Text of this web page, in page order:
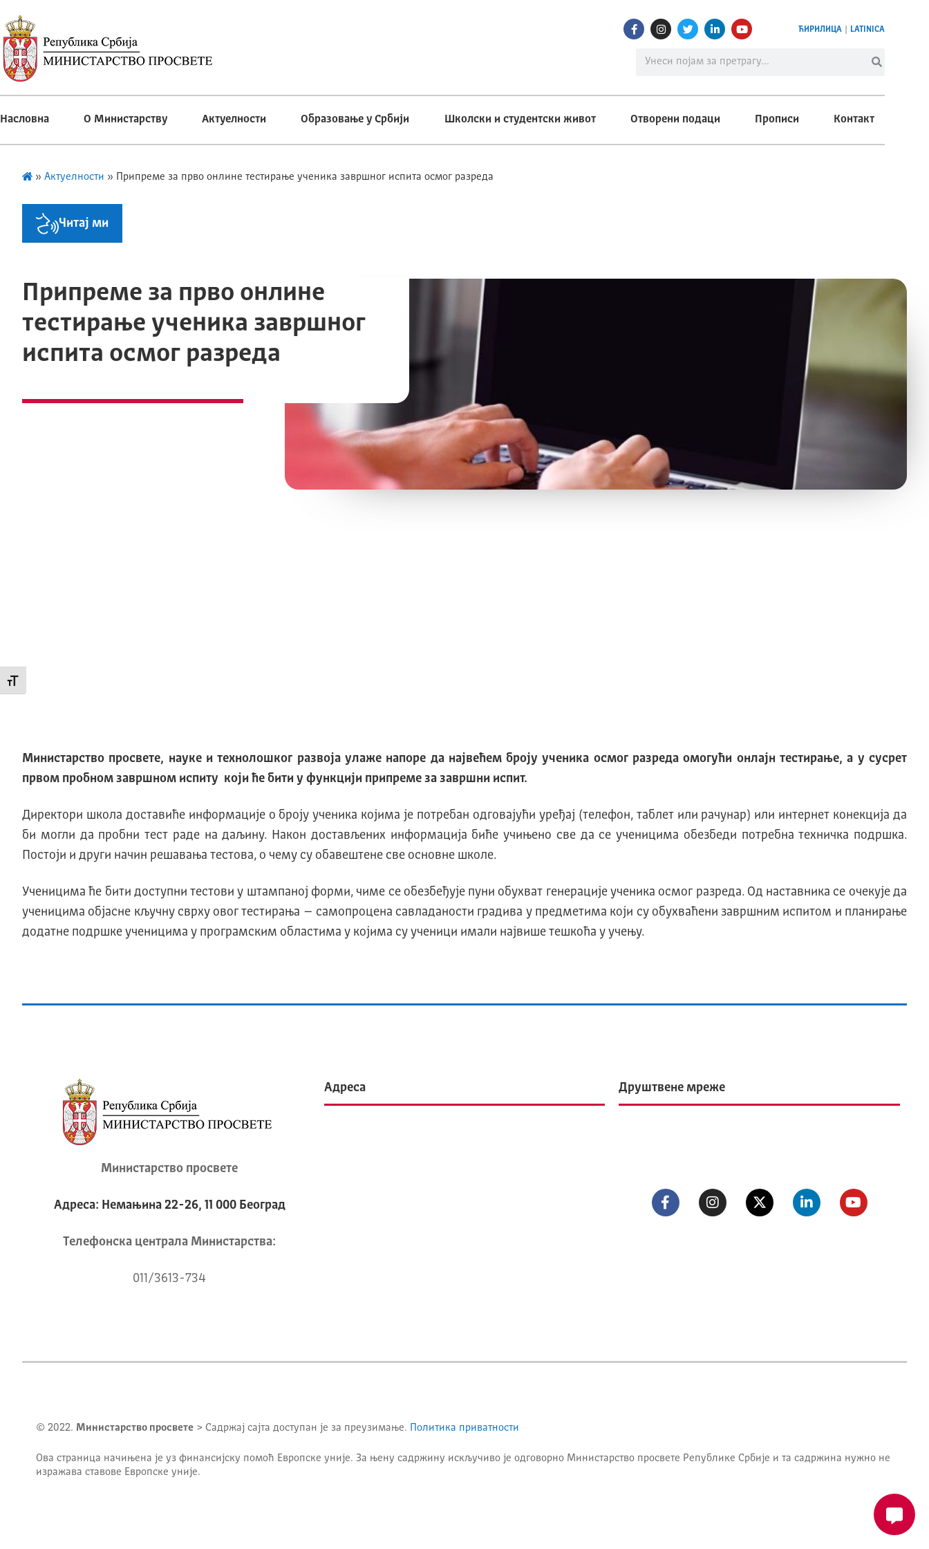
Промени величину слова
ЋИРИЛИЦА LATINICA
Насловна О Министарству Актуелности Образовање у Србији Школски и студентски живот Отворени подаци Прописи Контакт
» Актуелности » Припреме за прво онлине тестирање ученика завршног испита осмог разреда
Читај ми
Припреме за прво онлине
тестирање ученика завршног
испита осмог разреда
Министарство просвете, науке и технолошког развоја улаже напоре да највећем броју ученика осмог разреда омогући онлајн тестирање, а у сусрет
првом пробном завршном испиту који ће бити у функцији припреме за завршни испит.
Директори школа доставиће информације о броју ученика којима је потребан одговајући уређај (телефон, таблет или рачунар) или интернет конекција да
би могли да пробни тест раде на даљину. Након достављених информација биће учињено све да се ученицима обезбеди потребна техничка подршка.
Постоји и други начин решавања тестова, о чему су обавештене све основне школе.
Ученицима ће бити доступни тестови у штампаној форми, чиме се обезбеђује пуни обухват генерације ученика осмог разреда. Од наставника се очекује да
ученицима објасне кључну сврху овог тестирања – самопроцена савладаности градива у предметима који су обухваћени завршним испитом и планирање
додатне подршке ученицима у програмским областима у којима су ученици имали највише тешкоћа у учењу.
Министарство просвете
Адреса: Немањина 22-26, 11 000 Београд
Телeфонска централа Mинистарства:
011/3613-734
Адреса Друштвене мреже
© 2022. Министарство просвете > Садржај сајта доступан је за преузимање. Политика приватности
Ова страница начињена је уз финансијску помоћ Европске уније. За њену садржину искључиво је одговорно Министарство просвете Републике Србије и та садржина нужно не
изражава ставове Европске уније.